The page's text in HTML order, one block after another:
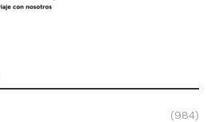
(984)